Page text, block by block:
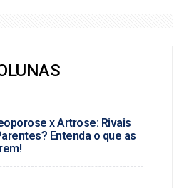
x Artrose: Rivais
Entenda o que as